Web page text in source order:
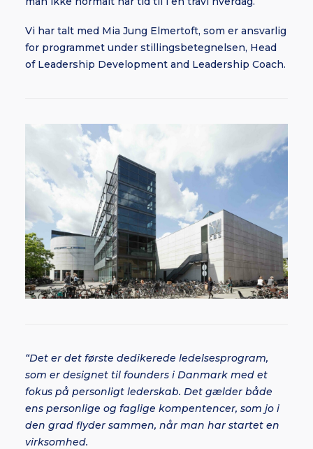
Vi har talt med Mia Jung Elmertoft, som er ansvarlig
for programmet under stillingsbetegnelsen, Head
of Leadership Development and Leadership Coach.
“Det er det første dedikerede ledelsesprogram,
som er designet til founders i Danmark med et
fokus på personligt lederskab. Det gælder både
ens personlige og faglige kompentencer, som jo i
den grad flyder sammen, når man har startet en
virksomhed.